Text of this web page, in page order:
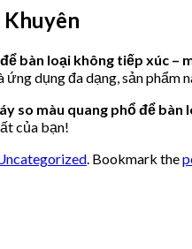
Khuyên
bàn loại không tiếp xúc –
dụng đa dạng, sản phẩm
so màu quang phổ để
của bạn!
. Bookmark the